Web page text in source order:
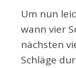
Um nun
wann vier
nächsten
Schläge